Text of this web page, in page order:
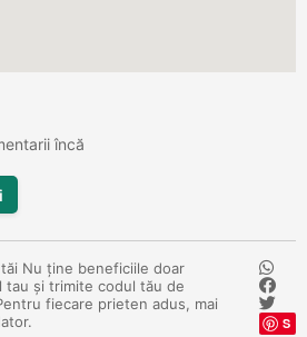
încă
Nu ține beneficiile doar
și trimite codul tău de
fiecare prieten adus, mai
S